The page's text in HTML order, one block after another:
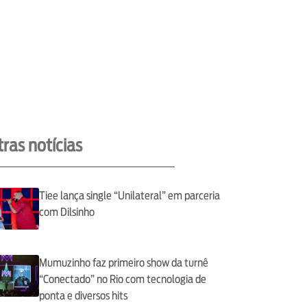
notícias
Tiee lança single “Unilateral” em parceria
com Dilsinho
Mumuzinho faz primeiro show da turnê
“Conectado” no Rio com tecnologia de
ponta e diversos hits